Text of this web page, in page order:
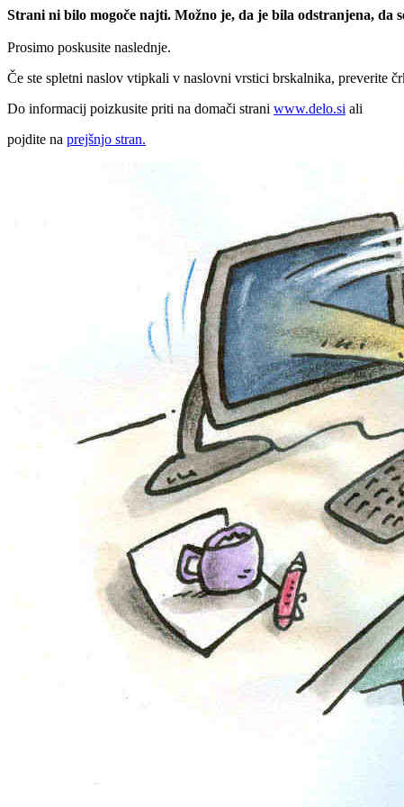
Strani ni bilo mogoče najti. Možno je, da je bila odstranjena, da
Prosimo poskusite naslednje.
Če ste spletni naslov vtipkali v naslovni vrstici brskalnika, preverite
Do informacij poizkusite priti na domači strani www.delo.si ali
pojdite na prejšnjo stran.